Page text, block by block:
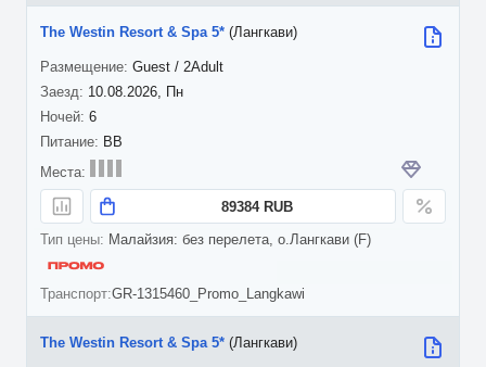
10.08.2026, Пн
6
The Westin Resort & Spa 5* (Лангкави)
Guest / 2Adult
BB
89384 RUB
Малайзия: без перелета, о.Лангкави (F)
GR-1315460_Promo_Langkawi
The Westin Resort & Spa 5* (Лангкави)